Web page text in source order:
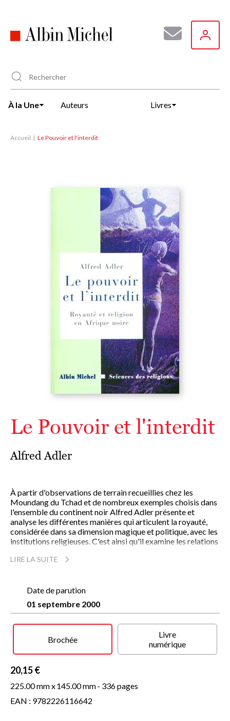
principal
À la Une Auteurs Livres
Accueil Le Pouvoir et l'interdit
Le Pouvoir et l'interdit
Alfred Adler
À partir d'observations de terrain recueillies chez les
Moundang du Tchad et de nombreux exemples choisis dans
l'ensemble du continent noir Alfred Adler présente et
analyse les différentes manières qui articulent la royauté,
considérée dans sa dimension magique et politique, avec les
institutions religieuses. C'est ainsi qu'il examine les relations
plus importants, les maîtres des masques, responsables de
renouvelle l'ancienne et fascinante question du totémisme à
travers l'analyse des rapports entre royauté et organisation
clanique.
tyran africain, cet ouvrage d'anthropologie nous fait
découvrir combien ces sociétés de tradition orale ont pensé
et su contenir les abus du pouvoir politique.
LIRE LA SUITE
Date de parution
01 septembre 2000
Brochée
Livre
numérique
20,15 €
225.00 mm x145.00 mm- 336 pages
EAN : 9782226116642